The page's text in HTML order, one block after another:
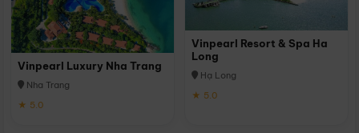
Vinpearl Luxury Nha Trang
Nha Trang
★ 5.0
Vinpearl Resort & Spa Ha
Long
Hạ Long
★ 5.0